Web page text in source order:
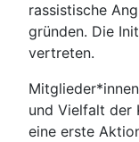
rassistische
gründen. Die
vertreten.
und Vielfalt der
eine erste